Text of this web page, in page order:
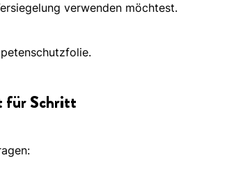
verwenden möchtest.
für Schritt